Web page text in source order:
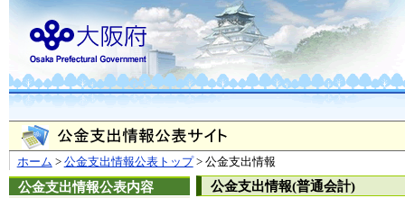
ホーム > 公金支出情報公表トップ> 公金支出情報
公金支出情報公表内容 公金支出情報(普通会計)